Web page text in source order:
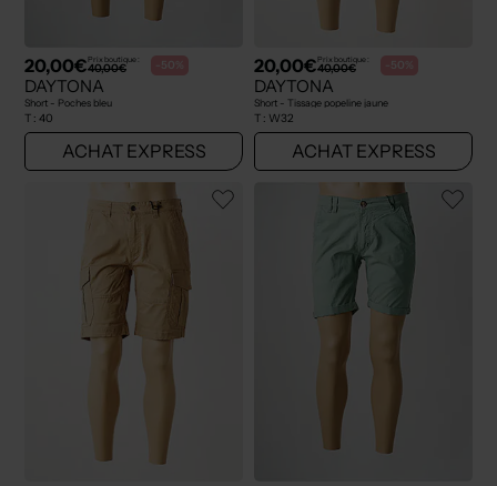
20,00€Prix boutique :
40,00€ -50%
DAYTONA
Short - Poches bleu
T : 40
ACHAT EXPRESS
20,00€Prix boutique :
40,00€ -50%
DAYTONA
Short - Tissage popeline jaune
T : W32
ACHAT EXPRESS